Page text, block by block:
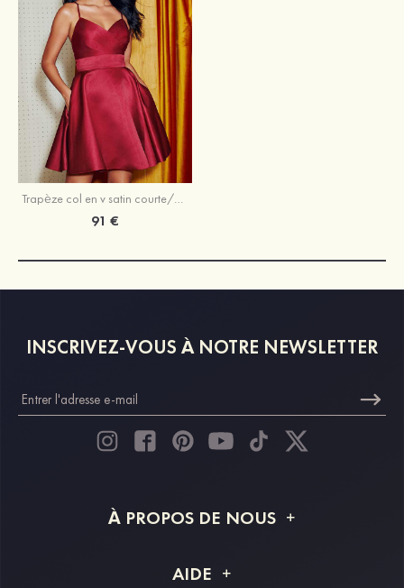
Trapèze col en v satin courte/mini robe de fête de la rentrée avec plissé
91 €
INSCRIVEZ-VOUS À NOTRE NEWSLETTER
À PROPOS DE NOUS
Livraison
AIDE